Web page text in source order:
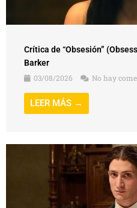
Crítica de “Obsesión”
Barker
03/08/2026
No hay
LEER MÁS →